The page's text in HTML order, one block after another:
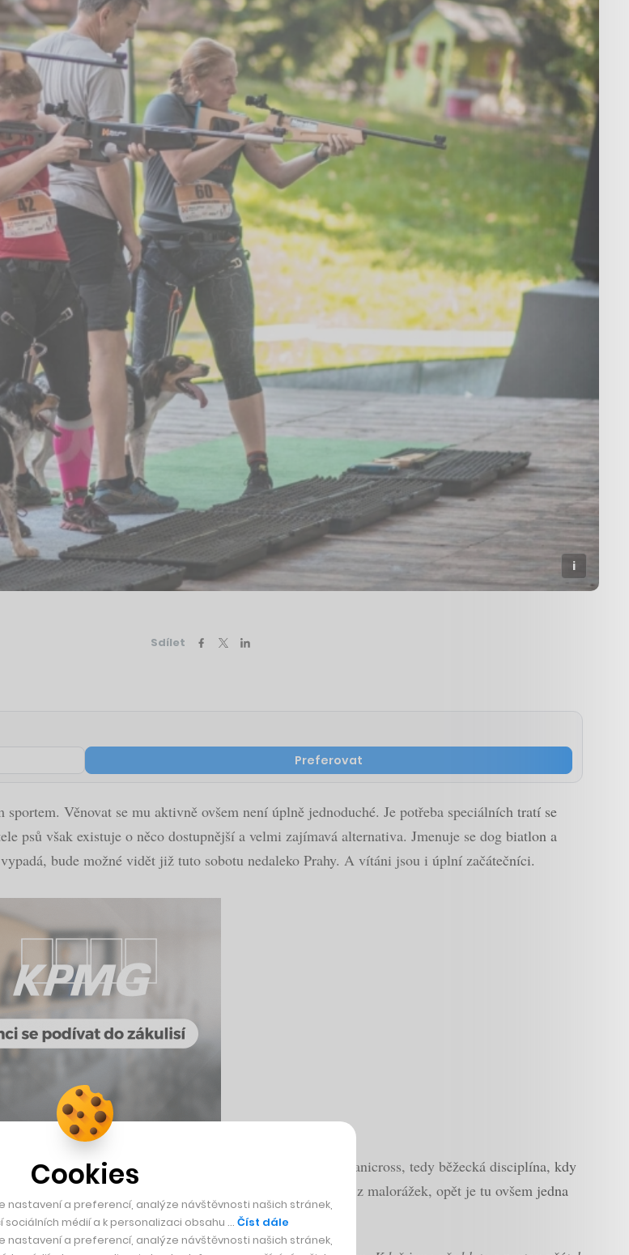
Sdílet
Preferovat
Věnovat se mu aktivně ovšem není úplně jednoduché. Je potřeba speciálních tratí se
psů však existuje o něco dostupnější a velmi zajímavá alternativa. Jmenuje se dog biatlon a
bude možné vidět již tuto sobotu nedaleko Prahy. A vítáni jsou i úplní začátečníci.
však chybí. Běžkování zde totiž nahrazuje takzvaný canicross, tedy běžecká disciplína, kdy
část již připomíná biatlon daleko více. Střílí se v ní totiž z malorážek, opět je tu ovšem jedna
Cookies
nastavení a preferencí, analýze návštěvnosti našich stránek,
médií a k personalizaci obsahu … Číst dále
nastavení a preferencí, analýze návštěvnosti našich stránek,